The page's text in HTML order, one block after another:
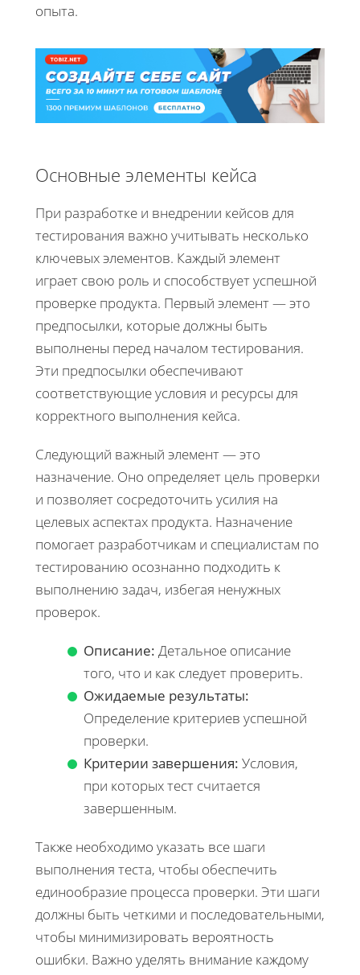
опыта.
Основные элементы кейса
При разработке и внедрении кейсов для
тестирования важно учитывать несколько
ключевых элементов. Каждый элемент
играет свою роль и способствует успешной
проверке продукта. Первый элемент — это
предпосылки, которые должны быть
выполнены перед началом тестирования.
Эти предпосылки обеспечивают
соответствующие условия и ресурсы для
корректного выполнения кейса.
Следующий важный элемент — это
назначение. Оно определяет цель проверки
и позволяет сосредоточить усилия на
целевых аспектах продукта. Назначение
помогает разработчикам и специалистам по
тестированию осознанно подходить к
выполнению задач, избегая ненужных
проверок.
Описание: Детальное описание
того, что и как следует проверить.
Ожидаемые результаты:
Определение критериев успешной
проверки.
Критерии завершения: Условия,
при которых тест считается
завершенным.
Также необходимо указать все шаги
выполнения теста, чтобы обеспечить
единообразие процесса проверки. Эти шаги
должны быть четкими и последовательными,
чтобы минимизировать вероятность
ошибки. Важно уделять внимание каждому